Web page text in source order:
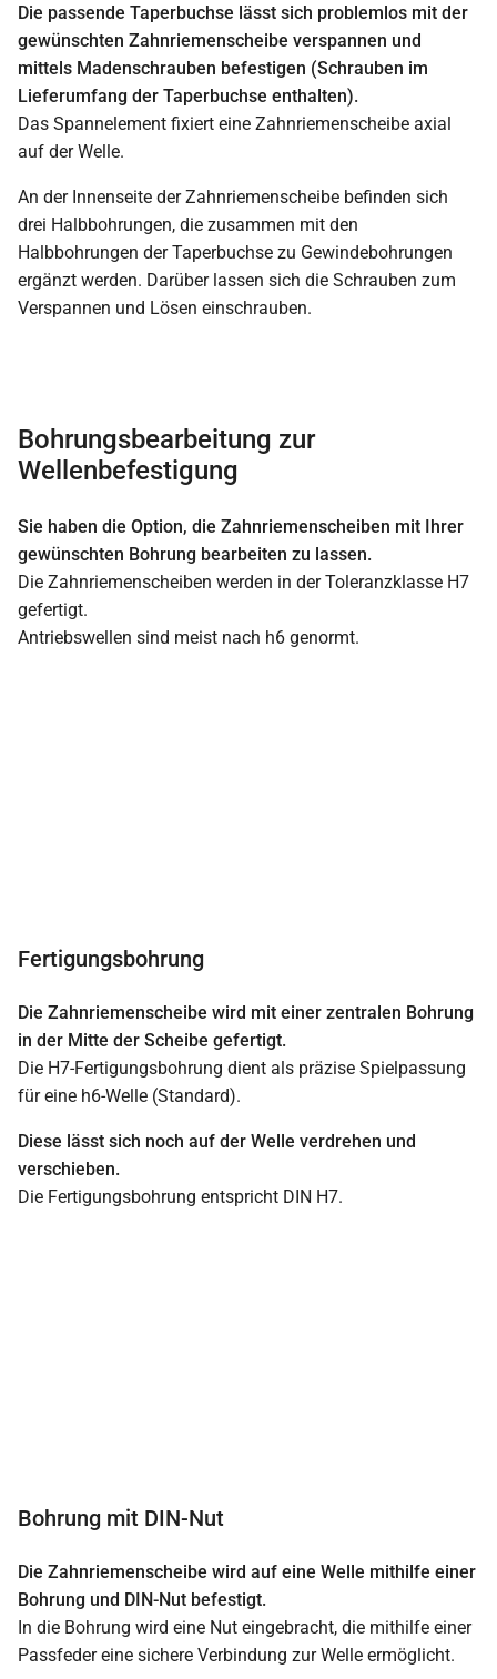
Die passende Taperbuchse lässt sich problemlos mit der
gewünschten Zahnriemenscheibe verspannen und
mittels Madenschrauben befestigen (Schrauben im
Lieferumfang der Taperbuchse enthalten).
Das Spannelement fixiert eine Zahnriemenscheibe axial
auf der Welle.
An der Innenseite der Zahnriemenscheibe befinden sich
drei Halbbohrungen, die zusammen mit den
Halbbohrungen der Taperbuchse zu Gewindebohrungen
ergänzt werden. Darüber lassen sich die Schrauben zum
Verspannen und Lösen einschrauben.
Bohrungsbearbeitung zur
Wellenbefestigung
Sie haben die Option, die Zahnriemenscheiben mit Ihrer
gewünschten Bohrung bearbeiten zu lassen.
Die Zahnriemenscheiben werden in der Toleranzklasse H7
gefertigt.
Antriebswellen sind meist nach h6 genormt.
Fertigungsbohrung
Die Zahnriemenscheibe wird mit einer zentralen Bohrung
in der Mitte der Scheibe gefertigt.
Die H7-Fertigungsbohrung dient als präzise Spielpassung
für eine h6-Welle (Standard).
Diese lässt sich noch auf der Welle verdrehen und
verschieben.
Die Fertigungsbohrung entspricht DIN H7.
Bohrung mit DIN-Nut
Die Zahnriemenscheibe wird auf eine Welle mithilfe einer
Bohrung und DIN-Nut befestigt.
In die Bohrung wird eine Nut eingebracht, die mithilfe einer
Passfeder eine sichere Verbindung zur Welle ermöglicht.